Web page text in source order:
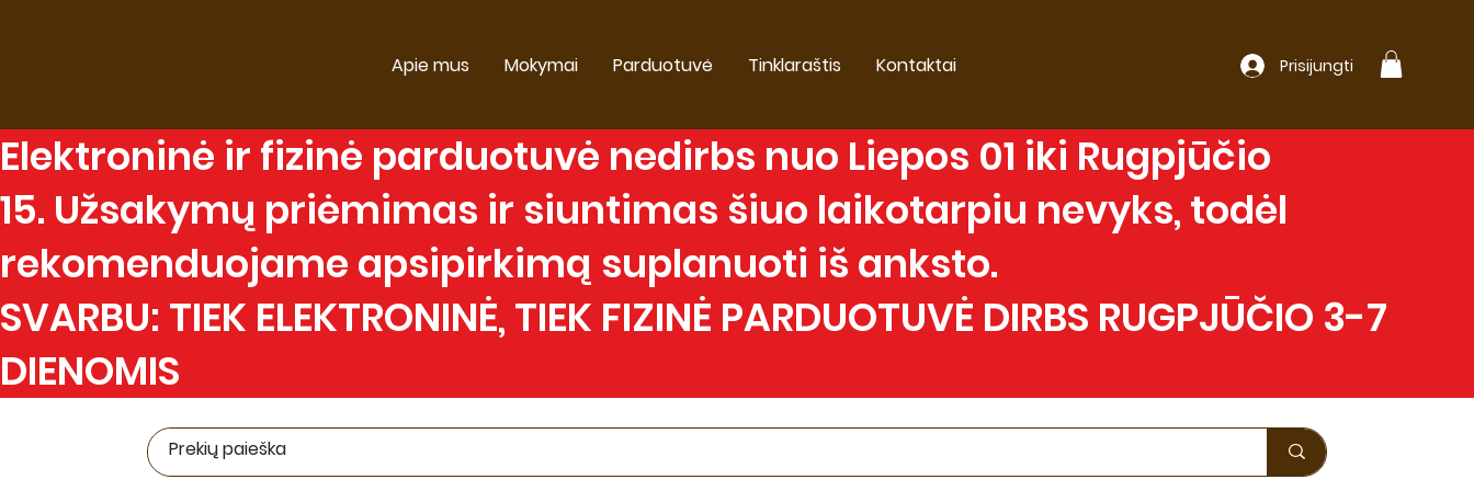
Prisijungti
Apie mus Mokymai Parduotuvė Tinklaraštis Kontaktai
Elektroninė ir fizinė parduotuvė nedirbs nuo Liepos 01 iki Rugpjūčio
15. Užsakymų priėmimas ir siuntimas šiuo laikotarpiu nevyks, todėl
rekomenduojame apsipirkimą suplanuoti iš anksto.
SVARBU: TIEK ELEKTRONINĖ, TIEK FIZINĖ PARDUOTUVĖ DIRBS RUGPJŪČIO 3-7
DIENOMIS